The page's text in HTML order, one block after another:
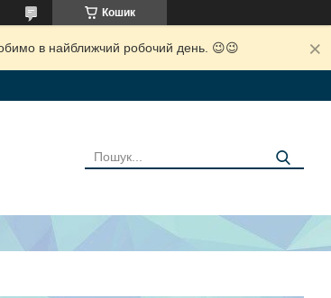
Кошик
в найближчий робочий день. 😉😉